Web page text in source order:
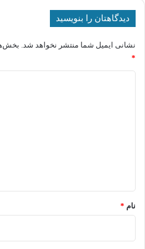
دیدگاهتان را بنویسید
نشانی ایمیل شما منتشر نخواهد شد.
*
نام *